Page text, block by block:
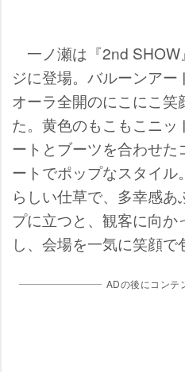
一ノ瀬は『2nd SHOW
ジに登場。バルーンア
オーラ全開のにこにこ
た。黄色のもこもこニッ
ートとブーツを合わせた
ートでポップなスタイ
らしい仕草で、多幸感
プに立つと、観客に向
し、会場を一気に笑顔で
ADの後にコンテ